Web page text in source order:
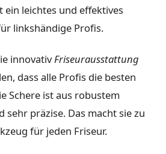
ein leichtes und effektives
linkshändige Profis.
innovativFriseurausstattung
dass alle Profis die besten
Schere ist aus robustem
präzise. Das macht sie zu
für jeden Friseur.